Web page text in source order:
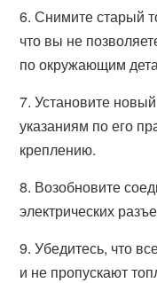
6. Снимите старый
что вы не
по окружающим
7. Установите
указаниям по его
креплению.
8. Возобновите
электрических
9. Убедитесь, что
и не пропускают